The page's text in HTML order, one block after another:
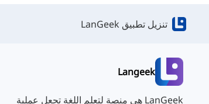
تنزيل تطبيق LanGeek
Langeek
LanGeek هي منصة لتعلم اللغة تجعل عملية